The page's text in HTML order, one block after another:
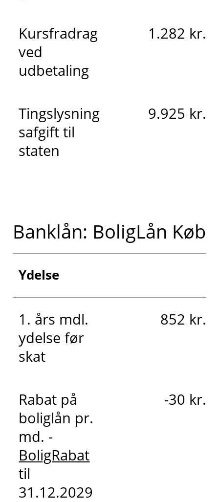
Kursfradrag
ved
udbetaling
1.282 kr.
Tingslysning
safgift til
staten
9.925 kr.
Banklån: BoligLån Køb
Ydelse
1. års mdl.
ydelse før
skat
852 kr.
Rabat på
boliglån pr.
md. -
BoligRabat
til
31.12.2029
-30 kr.